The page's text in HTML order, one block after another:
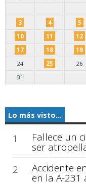
3
4 5
10
11 12
17
18 19
24
25 26
31
Lo más visto...
1 Fallece un
ser
2
Accidente
en la A-